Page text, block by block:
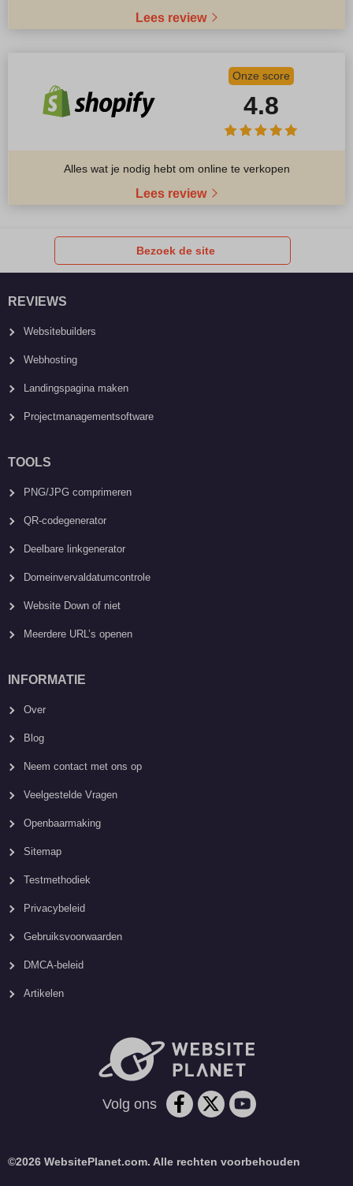
Lees review
Onze score
4.8
Alles wat je nodig hebt om online te verkopen
Lees review
Bezoek de site
REVIEWS
Websitebuilders
Webhosting
Landingspagina maken
Projectmanagementsoftware
TOOLS
PNG/JPG comprimeren
QR-codegenerator
Deelbare linkgenerator
Domeinvervaldatumcontrole
Website Down of niet
Meerdere URL’s openen
INFORMATIE
Over
Blog
Neem contact met ons op
Veelgestelde Vragen
Openbaarmaking
Sitemap
Testmethodiek
Privacybeleid
Gebruiksvoorwaarden
DMCA-beleid
Artikelen
Volg ons
©2026 WebsitePlanet.com. Alle rechten voorbehouden